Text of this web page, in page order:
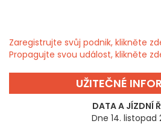
Zaregistrujte svůj podnik, klikněte
Propagujte svou událost, klikněte
UŽITEČNÉ
DATA A JÍZDNÍ
Dne 14. listopad